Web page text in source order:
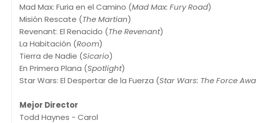
Mad Max: Furia en el Camino (Mad Max: Fury Road)
Misión Rescate (The Martian)
Revenant: El Renacido (The Revenant)
La Habitación (Room)
Tierra de Nadie (Sicario)
En Primera Plana (Spotlight)
Star Wars: El Despertar de la Fuerza (Star Wars: The Force
Mejor Director
Todd Haynes - Carol